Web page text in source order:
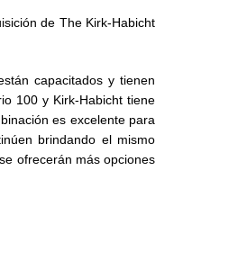
de The Kirk-Habicht
capacitados y tienen
100 y Kirk-Habicht tiene
es excelente para
brindando el mismo
ofrecerán más opciones